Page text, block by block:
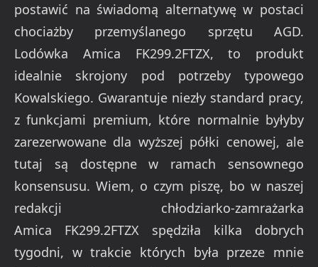
postawić na świadomą alternatywę w postaci
chociażby przemyślanego sprzętu AGD.
Lodówka Amica FK299.2FTZX, to produkt
idealnie skrojony pod potrzeby typowego
Kowalskiego. Gwarantuje niezły standard pracy,
z funkcjami premium, które normalnie byłyby
zarezerwowane dla wyższej półki cenowej, ale
tutaj są dostępne w ramach sensownego
konsensusu. Wiem, o czym piszę, bo w naszej
redakcji chłodziarko-zamrażarka
Amica FK299.2FTZX spędziła kilka dobrych
tygodni, w trakcie których była przeze mnie